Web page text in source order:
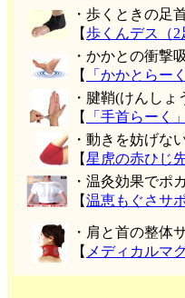
・歩くときの足
【歩くんデス（2
・かかとの衝撃
【
「かかとらー
・腱鞘(けんし
【
「手首らーく
・動きを妨げな
【星虎の赤ひじ
・温灸効果でポ
【温恵もぐさサ
・肩と首の整体
【 メディカルマ